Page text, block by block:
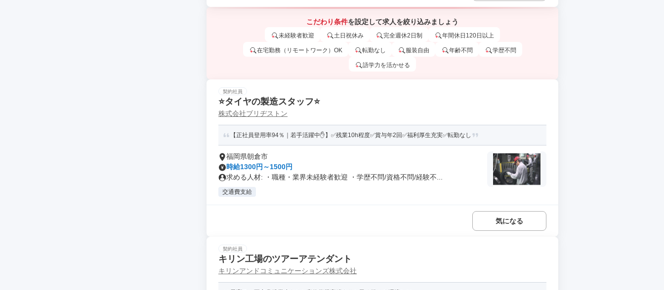
こだわり条件を設定して求人を絞り込みましょう
未経験者歓迎 土日祝休み 完全週休2日制 年間休日120日以上
在宅勤務（リモートワーク）OK 転勤なし 服装自由 年齢不問 学歴不問
語学力を活かせる
契約社員
⭐️タイヤの製造スタッフ⭐️
株式会社ブリヂストン
【正社員登用率94％｜若手活躍中✋】✅残業10h程度✅賞与年2回✅福利厚生充実✅転勤なし
福岡県朝倉市
時給1300円～1500円
求める人材: ・職種・業界未経験者歓迎 ・学歴不問/資格不問/経験不...
交通費支給
気になる
契約社員
キリン工場のツアーアテンダント
キリンアンドコミュニケーションズ株式会社